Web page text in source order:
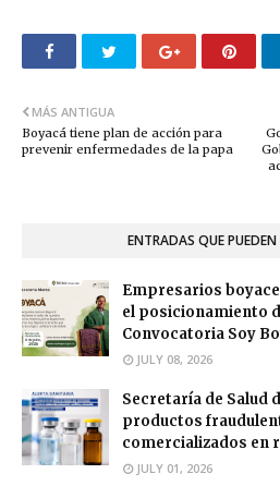
MÁS ANTIGUA
Boyacá tiene plan de acción para
prevenir enfermedades de la papa
ENTRADAS QUE PUEDEN
Empresarios
el posicionamiento
Convocatoria Soy
JULY 08, 2026
Secretaría de Salud
productos
comercializados en
JULY 01, 2026